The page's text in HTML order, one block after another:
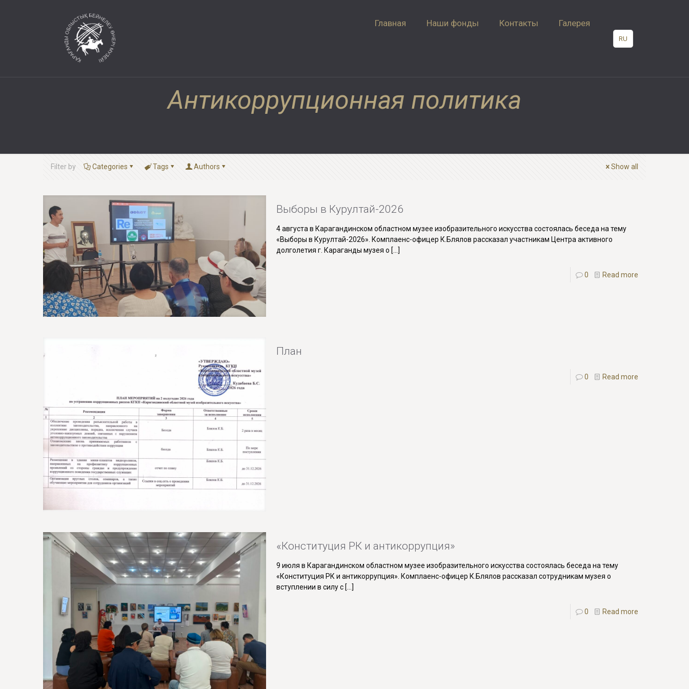
Главная Наши фонды Контакты Галерея
RU
Антикоррупционная политика
Filter by Categories Tags Authors Show all
Выборы в Курултай-2026
4 августа в Карагандинском областном музее изобразительного искусства состоялась беседа на тему
«Выборы в Курултай-2026». Комплаенс-офицер К.Блялов рассказал участникам Центра активного
долголетия г. Караганды музея о […]
0 Read more
План
0 Read more
«Конституция РК и антикоррупция»
9 июля в Карагандинском областном музее изобразительного искусства состоялась беседа на тему
«Конституция РК и антикоррупция». Комплаенс-офицер К.Блялов рассказал сотрудникам музея о
вступлении в силу с […]
0 Read more